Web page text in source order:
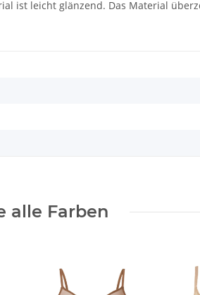
ist leicht glänzend. Das Material
alle Farben